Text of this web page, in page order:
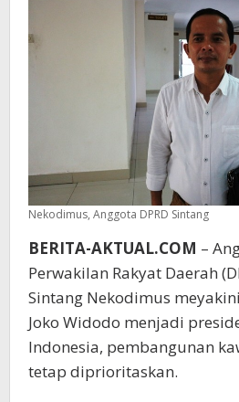
Nekodimus, Anggota DPRD Sintang
BERITA-AKTUAL.COM –
Perwakilan Rakyat Daerah
Sintang Nekodimus
Joko Widodo menjadi
Indonesia, pembangunan
tetap diprioritaskan.